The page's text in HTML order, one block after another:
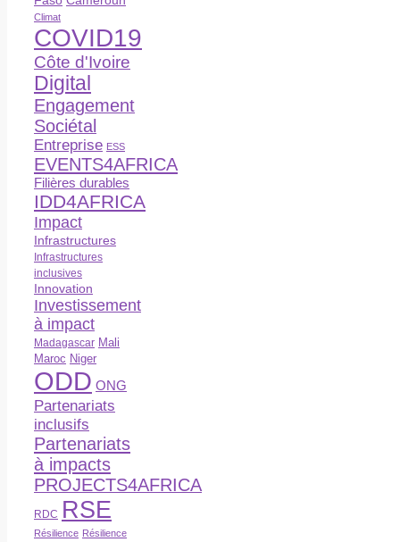
Climat
COVID19
Côte d'Ivoire
Digital
Engagement
Sociétal
Entreprise ESS
EVENTS4AFRICA
Filières durables
IDD4AFRICA
Impact
Infrastructures
Infrastructures
inclusives
Innovation
Investissement
à impact
Madagascar Mali
Maroc Niger
ODD ONG
Partenariats
inclusifs
Partenariats
à impacts
PROJECTS4AFRICA
RDC RSE
Résilience Résilience